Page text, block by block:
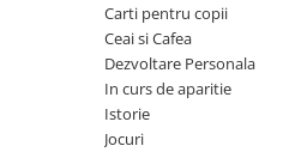
ReConnect
Carti pentru copii
Ceai si Cafea
Dezvoltare Personala
In curs de aparitie
Istorie
Jocuri